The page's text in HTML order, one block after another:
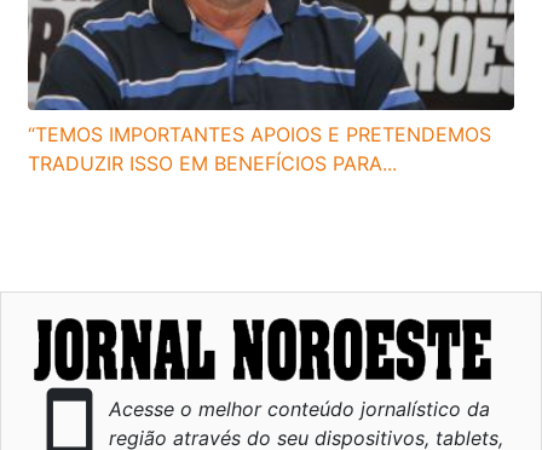
“TEMOS IMPORTANTES APOIOS E PRETENDEMOS
TRADUZIR ISSO EM BENEFÍCIOS PARA...
smartphone
Acesse o melhor conteúdo jornalístico da
região através do seu dispositivos, tablets,